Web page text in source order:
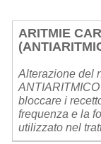
ARITMIE
Alterazione del
bloccare i
frequenza e la
utilizzato nel